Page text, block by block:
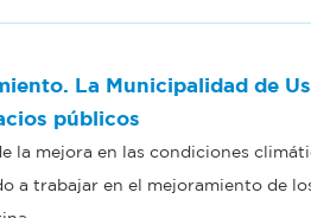
La Municipalidad de
públicos
la mejora en las condiciones
a trabajar en el mejoramiento de